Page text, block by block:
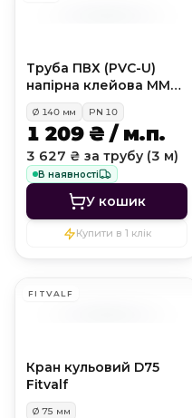
Труба ПВХ (PVC-U)
напірна клейова MMC
(ммс) PN10, D140 мм
Ø 140мм PN 10
1 209 ₴ / м.п.
3 627 ₴ за трубу (3 м)
В наявності
У кошик
Купити в 1 клік
FITVALF
Кран кульовий D75
Fitvalf
Ø 75 мм